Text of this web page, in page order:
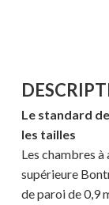
Le standard
les tailles
Les chambres
supérieure
de paroi de 0,9